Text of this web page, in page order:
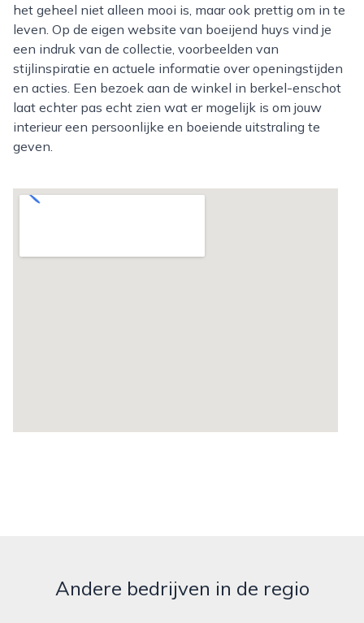
het geheel niet alleen mooi is, maar ook prettig om in te
leven. Op de eigen website van boeijend huys vind je
een indruk van de collectie, voorbeelden van
stijlinspiratie en actuele informatie over openingstijden
en acties. Een bezoek aan de winkel in berkel-enschot
laat echter pas echt zien wat er mogelijk is om jouw
interieur een persoonlijke en boeiende uitstraling te
geven.
Andere bedrijven in de regio